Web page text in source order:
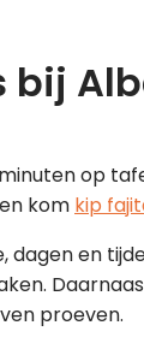
op
kom kip
en
proeven.